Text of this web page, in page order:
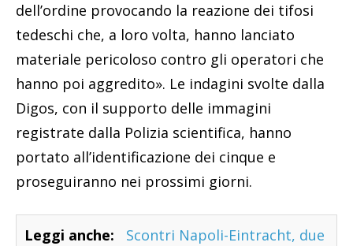
dell’ordine provocando la reazione dei tifosi
tedeschi che, a loro volta, hanno lanciato
materiale pericoloso contro gli operatori che
hanno poi aggredito». Le indagini svolte dalla
Digos, con il supporto delle immagini
registrate dalla Polizia scientifica, hanno
portato all’identificazione dei cinque e
proseguiranno nei prossimi giorni.
Leggi anche:
Scontri Napoli-Eintracht, due